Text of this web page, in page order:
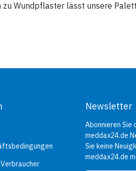
Wundpflaster lässt unsere
Newsletter
Abonnieren Sie
meddax24.de
Sie keine
meddax24.de